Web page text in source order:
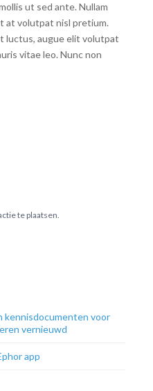
ut sed ante. Nullam
at volutpat nisl pretium.
luctus, augue elit volutpat
vitae leo. Nunc non
te plaatsen.
kennisdocumenten voor
vernieuwd
app